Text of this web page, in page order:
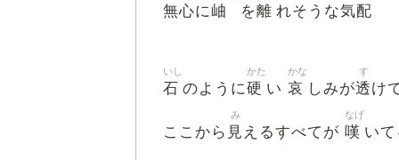
無心に岫 を離 れそうな気配
石
いし
のように硬
かた
い 哀
かな
しみが透
す
け
ここから 見
み
えるすべてが 嘆
なげ
い